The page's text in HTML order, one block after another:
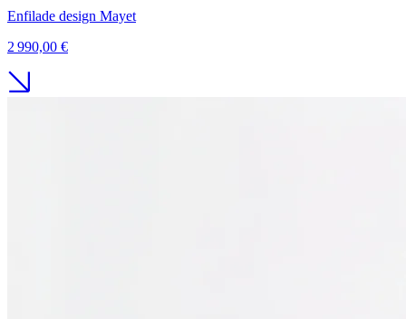
Enfilade design Mayet
2 990,00 €